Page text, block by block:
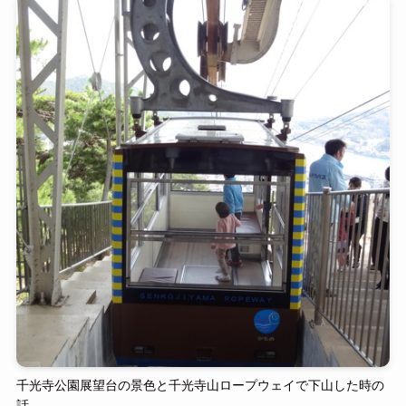
千光寺公園展望台の景色と千光寺山ロープウェイで下山した時の